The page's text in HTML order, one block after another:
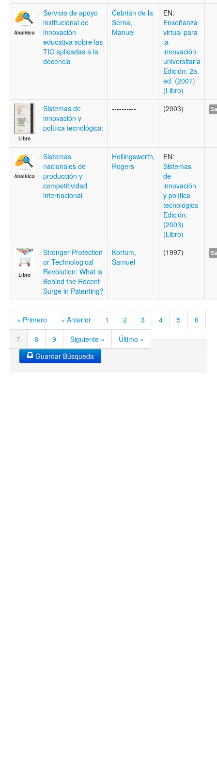
Analítica
Servicio de apoyo
institucional de
innovación
educativa sobre las
TIC aplicadas a la
docencia
Cebrián de la
Serna,
Manuel
EN:
Enseñanza
virtual para
la
innovación
universitaria
Edición: 2a.
ed. (2007)
(Libro)
Libro
Sistemas de
innovación y
política tecnológica:
---------- (2003)
Analítica
Sistemas
nacionales de
producción y
competitividad
internacional
Hollingsworth,
Rogers
EN:
Sistemas
de
innovación
y política
tecnológica
Edición:
(2003)
(Libro)
Libro
Stronger Protection
or Technological
Revolution: What is
Behind the Recent
Surge in Patenting?
Kortum,
Samuel
(1997)
« Primero « Anterior 1 2 3 4 5
6
7
8 9 Siguiente »
Último »
Guardar Búsqueda